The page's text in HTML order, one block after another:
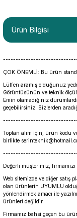
Ürün Bilgisi
ÇOK ÖNEMLİ: Bu ürün
Lütfen aramış olduğunuz
Görüntüsünün ve teknik
Emin olamadığınız
geçebilirsiniz. Sizlerden
Toptan alım için, ürün kodu
birlikte
Değerli müşterimiz,
Web sitemizde ve diğer satış
olan ürünlerin UYUMLU
yönlendirmek amacı ile
ürünleri değildir.
Firmamız bahsi geçen bu